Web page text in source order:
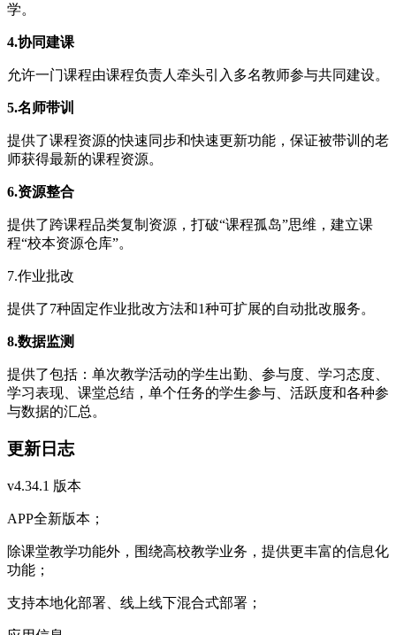
学。
4.协同建课
允许一门课程由课程负责人牵头引入多名教师参与共同建设。
5.名师带训
提供了课程资源的快速同步和快速更新功能，保证被带训的老
师获得最新的课程资源。
6.资源整合
提供了跨课程品类复制资源，打破“课程孤岛”思维，建立课
程“校本资源仓库”。
7.作业批改
提供了7种固定作业批改方法和1种可扩展的自动批改服务。
8.数据监测
提供了包括：单次教学活动的学生出勤、参与度、学习态度、
学习表现、课堂总结，单个任务的学生参与、活跃度和各种参
与数据的汇总。
更新日志
v4.34.1 版本
APP全新版本；
除课堂教学功能外，围绕高校教学业务，提供更丰富的信息化
功能；
支持本地化部署、线上线下混合式部署；